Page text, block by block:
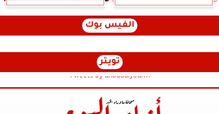
الفيس بوك
تويتر
Tweets by anbaaalyoum1